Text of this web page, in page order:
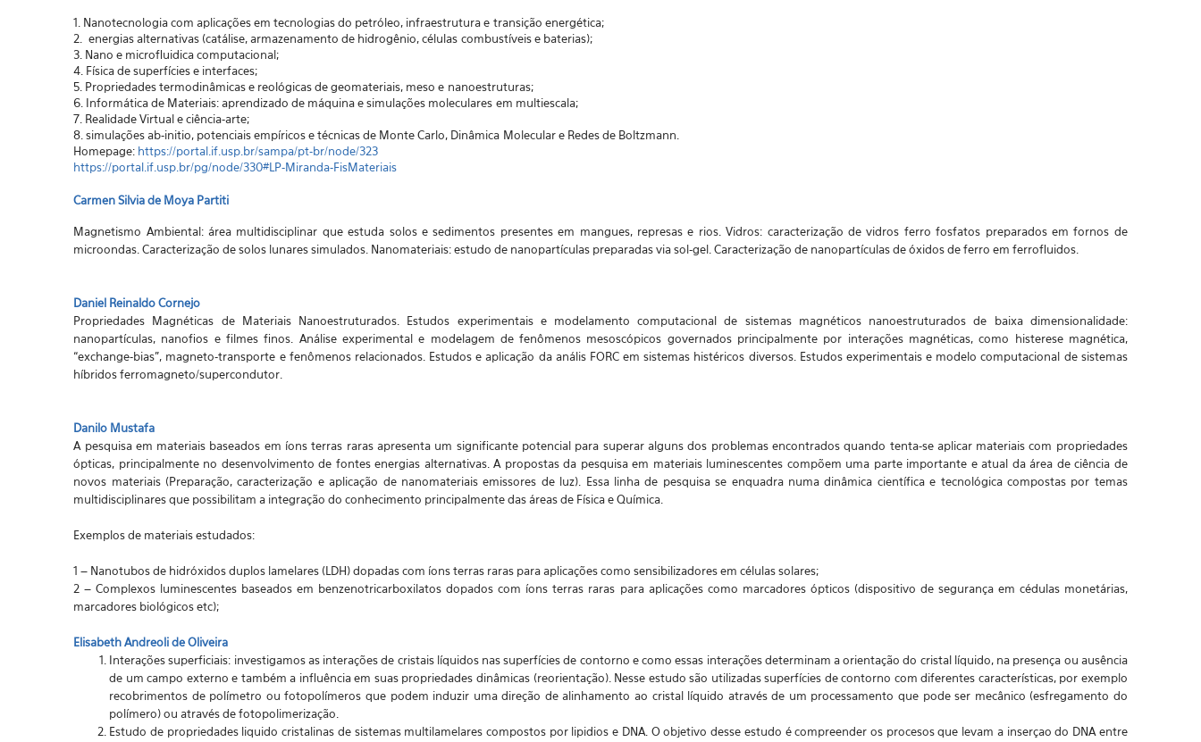
1. Nanotecnologia com aplicações em tecnologias do petróleo, infraestrutura etransição energética;
2. energias alternativas (catálise, armazenamento de hidrogênio, célulascombustíveis e baterias);
3. Nano e microfluidica computacional;
4. Física de superfícies e interfaces;
5. Propriedades termodinâmicas e reológicas de geomateriais, meso e nanoestruturas;
6. Informática de Materiais: aprendizado de máquina e simulações molecularesem multiescala;
7. Realidade Virtual e ciência-arte;
8. simulações ab-initio, potenciais empíricos e técnicas de Monte Carlo, Dinâmica Molecular e Redes de Boltzmann.
Homepage: https://portal.if.usp.br/sampa/pt-br/node/323
https://portal.if.usp.br/pg/node/330#LP-Miranda-FisMateriais
Carmen Silvia de Moya Partiti
Magnetismo Ambiental: área multidisciplinar que estuda solos e sedimentos presentes em mangues, represas e rios. Vidros: caracterização de vidros ferro fosfatos preparados em fornos de
microondas. Caracterização de solos lunares simulados. Nanomateriais: estudo de nanopartículas preparadas via sol-gel. Caracterização de nanopartículas de óxidos de ferro em ferrofluidos.
Daniel Reinaldo Cornejo
Propriedades Magnéticas de Materiais Nanoestruturados. Estudos experimentais e modelamento computacional de sistemas magnéticos nanoestruturados de baixa dimensionalidade:
nanopartículas, nanofios e filmes finos. Análise experimental e modelagem de fenômenos mesoscópicos governados principalmente por interações magnéticas, como histerese magnética,
“exchange-bias”, magneto-transporte e fenômenos relacionados. Estudos e aplicação da anális FORC em sistemas histéricos diversos. Estudos experimentais e modelo computacional de sistemas
híbridos ferromagneto/supercondutor.
Danilo Mustafa
A pesquisa em materiais baseados em íons terras raras apresenta um significante potencial para superar alguns dos problemas encontrados quando tenta-se aplicar materiais com propriedades
ópticas, principalmente no desenvolvimento de fontes energias alternativas. A propostas da pesquisa em materiais luminescentes compõem uma parte importante e atual da área de ciência de
novos materiais (Preparação, caracterização e aplicação de nanomateriais emissores de luz). Essa linha de pesquisa se enquadra numa dinâmica científica e tecnológica compostas por temas
multidisciplinares que possibilitam a integração do conhecimento principalmente das áreas de Física e Química.
Exemplos de materiais estudados:
1 – Nanotubos de hidróxidos duplos lamelares (LDH) dopadas com íons terras raras para aplicações como sensibilizadores em células solares;
2 – Complexos luminescentes baseados em benzenotricarboxilatos dopados com íons terras raras para aplicações como marcadores ópticos (dispositivo de segurança em cédulas monetárias,
marcadores biológicos etc);
Elisabeth Andreoli de Oliveira
Interações superficiais: investigamos as interações de cristais líquidos nas superfícies de contorno e como essas interações determinam a orientação do cristal líquido, na presença ou ausência
de um campo externo e também a influência em suas propriedades dinâmicas (reorientação). Nesse estudo são utilizadas superfícies de contorno com diferentes características, por exemplo
recobrimentos de polímetro ou fotopolímeros que podem induzir uma direção de alinhamento ao cristal líquido através de um processamento que pode ser mecânico (esfregamento do
polímero) ou através de fotopolimerização.
Estudo de propriedades liquido cristalinas de sistemas multilamelares compostos por lipidios e DNA. O objetivo desse estudo é compreender os procesos que levam a inserçao do DNA entre